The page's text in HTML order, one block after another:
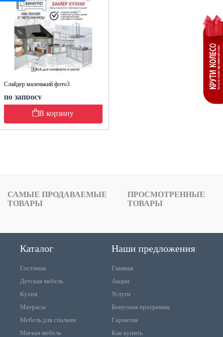
Слайдер маленький фото3
по запросу
В корзину
САМЫЕ ПРОДАВАЕМЫЕ
ТОВАРЫ
ПРОСМОТРЕННЫЕ
ТОВАРЫ
Каталог
Гостиная
Детская мебель
Кухня
Матрасы
Мебель для спальни
Мягкая мебель
Наши предложения
Главная
Акции
Услуги
Бонусная программа
Гарантия
Как купить